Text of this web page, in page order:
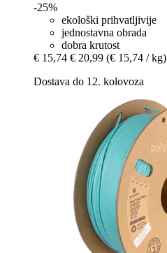
-25%
ekološki prihvatljivije
jednostavna obrada
dobra krutost
€ 15,74 € 20,99 (€ 15,74 / kg)
Dostava do 12. kolovoza